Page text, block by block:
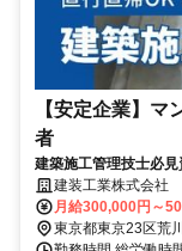
【安定企業】マ
者
建築施工管理技士必
り 建装工業株式会社
月給300,000円～
東京都東京23区荒